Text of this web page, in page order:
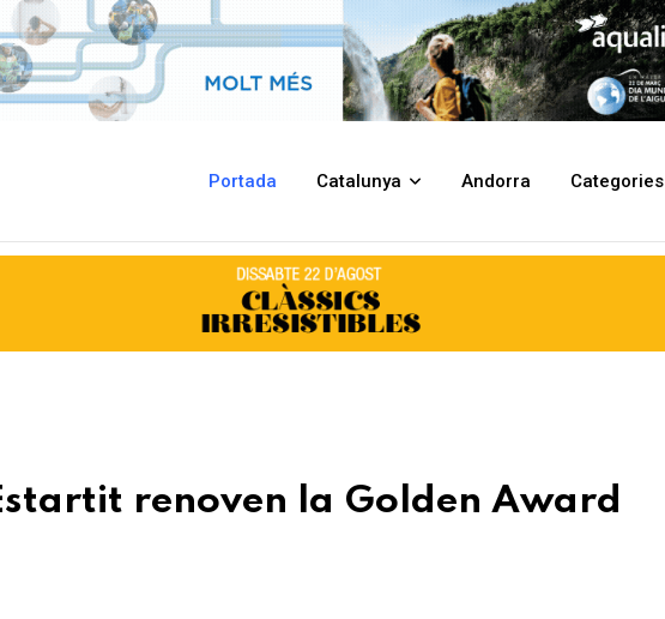
Portada Catalunya Andorra Categories
Golden Award de Green Destinations
renoven la Golden Award